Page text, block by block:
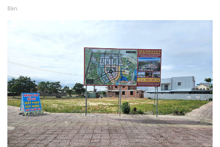
Bàn.